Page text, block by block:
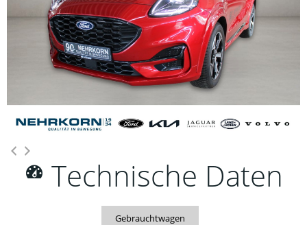
Technische Daten
Gebrauchtwagen